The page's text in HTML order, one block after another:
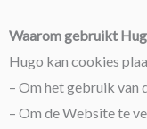
Waarom gebruikt
Hugo kan cookies
– Om het gebruik van
– Om de Website te